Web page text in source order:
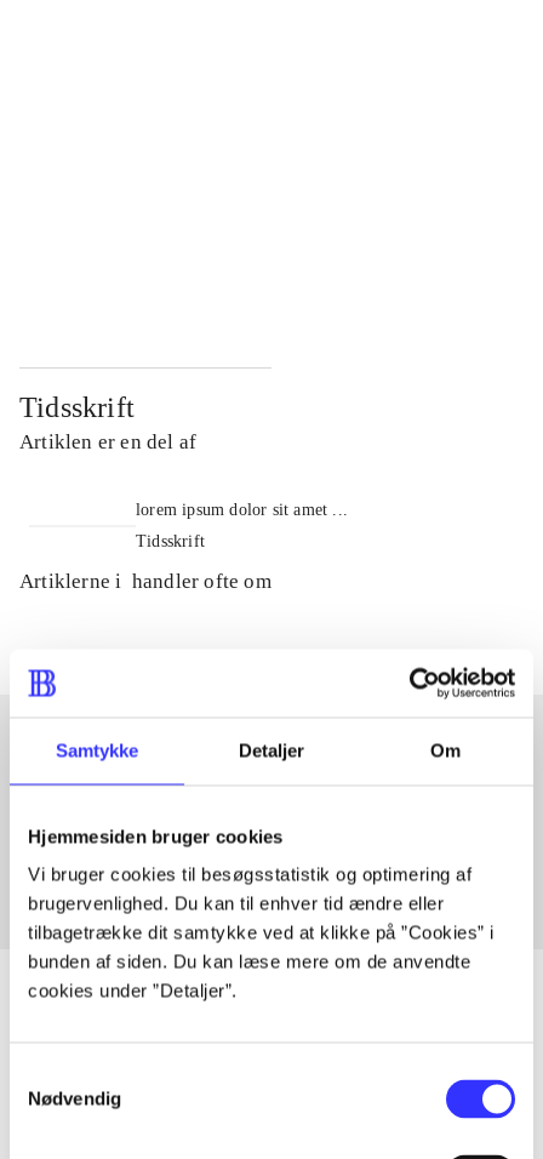
Samtykke Detaljer Om
Hjemmesiden bruger cookies
Vi bruger cookies til besøgsstatistik og optimering af
brugervenlighed. Du kan til enhver tid ændre eller
tilbagetrække dit samtykke ved at klikke på ”Cookies” i
bunden af siden. Du kan læse mere om de anvendte
cookies under ”Detaljer”.
Nødvendig
Tidsskrift
Artiklen er en del af
lorem ipsum dolor sit amet ...
Tidsskrift
Artiklerne i handler ofte om
Artikler med samme emner
Fra
Alle registrerede artikler fordelt på udgivelser